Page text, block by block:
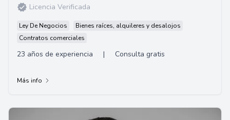
Licencia Verificada
Ley De Negocios
Bienes raíces, alquileres y desalojos
Contratos comerciales
23 años de experiencia | Consulta gratis
Más info